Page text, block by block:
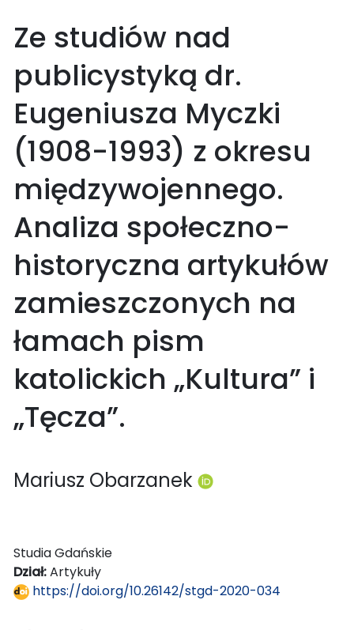
Ze studiów nad
publicystyką dr.
Eugeniusza Myczki
(1908-1993) z okresu
międzywojennego.
Analiza społeczno-
historyczna artykułów
zamieszczonych na
łamach pism
katolickich „Kultura” i
„Tęcza”.
Mariusz Obarzanek
Studia Gdańskie
Dział:Artykuły
https://doi.org/10.26142/stgd-2020-034